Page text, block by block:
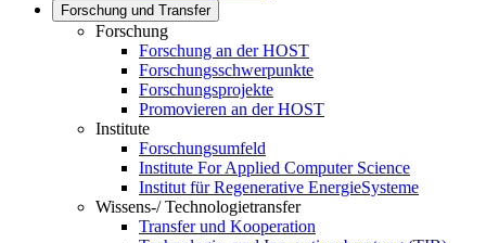
Forschung und Transfer
Forschung
Forschung an der HOST
Forschungsschwerpunkte
Forschungsprojekte
Promovieren an der HOST
Institute
Forschungsumfeld
Institute For Applied Computer Science
Institut für Regenerative EnergieSysteme
Wissens-/ Technologietransfer
Transfer und Kooperation